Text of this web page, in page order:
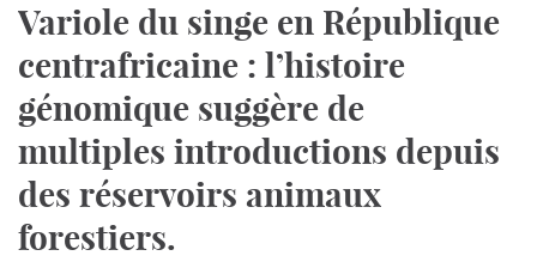
Variole du singe en République
centrafricaine : l’histoire
génomique suggère de
multiples introductions depuis
des réservoirs animaux
forestiers.